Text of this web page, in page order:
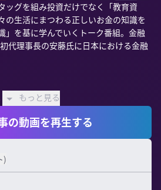
ッグを組み投資だけでなく「教育資
の生活にまつわる正しいお金の知識を
」を基に学んでいくトーク番組。金融
代理事長の安藤氏に日本における金融
もっと見る
の動画を再生する
)